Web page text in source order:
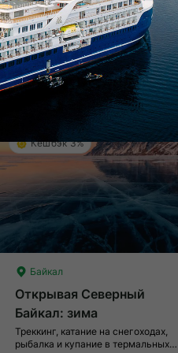
нагрузки. Возможно,
нужно будет физически
к туру.
От 100 300 ₽
Раннее бронирование Новинка
Кешбэк 3%
Байкал
Открывая Северный
Байкал: зима
Треккинг, катание на снегоходах,
рыбалка и купание в термальных